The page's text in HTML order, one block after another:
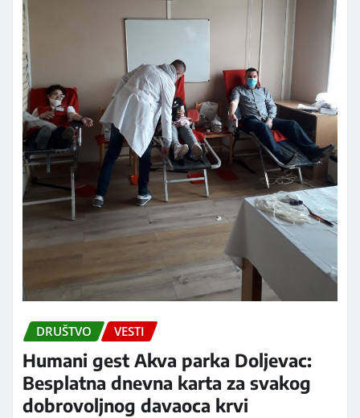
DRUŠTVO VESTI
Humani gest Akva parka Doljevac:
Besplatna dnevna karta za svakog
dobrovoljnog davaoca krvi